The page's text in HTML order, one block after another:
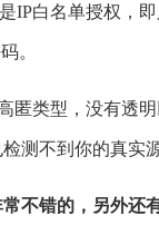
IP白名单授权，
。
匿类型，没有透
测不到你的真实
不错的，另外